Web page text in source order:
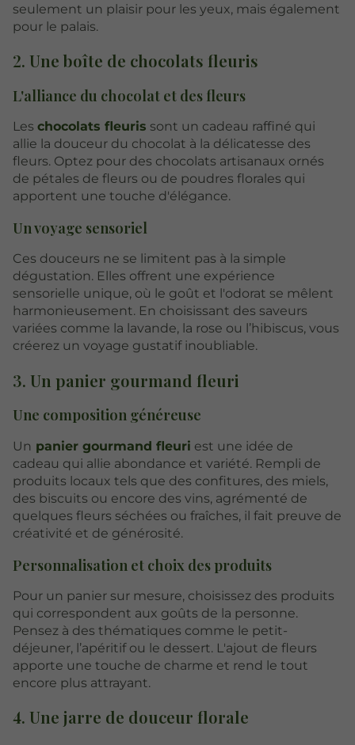
seulement un plaisir pour les yeux, mais également
pour le palais.
2. Une boîte de chocolats fleuris
L'alliance du chocolat et des fleurs
Les chocolats fleuris sont un cadeau raffiné qui
allie la douceur du chocolat à la délicatesse des
fleurs. Optez pour des chocolats artisanaux ornés
de pétales de fleurs ou de poudres florales qui
apportent une touche d'élégance.
Un voyage sensoriel
Ces douceurs ne se limitent pas à la simple
dégustation. Elles offrent une expérience
sensorielle unique, où le goût et l'odorat se mêlent
harmonieusement. En choisissant des saveurs
variées comme la lavande, la rose ou l’hibiscus, vous
créerez un voyage gustatif inoubliable.
3. Un panier gourmand fleuri
Une composition généreuse
Un panier gourmand fleuri est une idée de
cadeau qui allie abondance et variété. Rempli de
produits locaux tels que des confitures, des miels,
des biscuits ou encore des vins, agrémenté de
quelques fleurs séchées ou fraîches, il fait preuve de
créativité et de générosité.
Personnalisation et choix des produits
Pour un panier sur mesure, choisissez des produits
qui correspondent aux goûts de la personne.
Pensez à des thématiques comme le petit-
déjeuner, l’apéritif ou le dessert. L'ajout de fleurs
apporte une touche de charme et rend le tout
encore plus attrayant.
4. Une jarre de douceur florale